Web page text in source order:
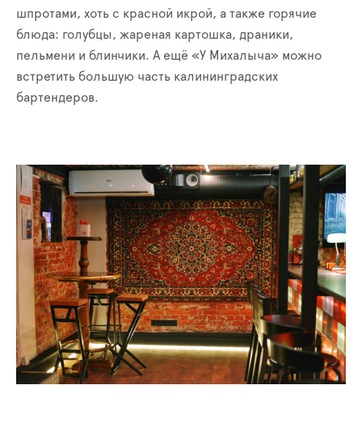
шпротами, хоть с красной икрой, а также горячие
блюда: голубцы, жареная картошка, драники,
пельмени и блинчики. А ещё «У Михалыча» можно
встретить большую часть калининградских
бартендеров.